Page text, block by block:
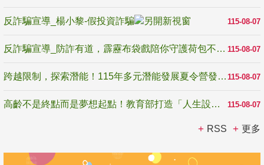
115-08-07
反詐騙宣導_楊小黎-假投資詐騙
115-08-07
反詐騙宣導_防詐有道，霹靂布袋戲陪你守護荷包不受騙
115-08-07
跨越限制，探索潛能！115年多元潛能發展夏令營發掘生命無限可能
115-08-07
高齡不是終點而是夢想起點！教育部打造「人生設計夢工場」 參展第3屆高齡健康產業博覽會
RSS 更多